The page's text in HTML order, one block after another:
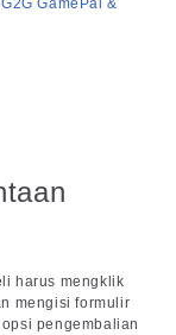
GamePal &
harus mengklik
mengisi formulir
pengembalian